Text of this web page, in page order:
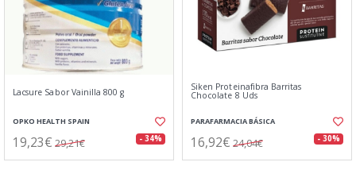
Lacsure Sabor Vainilla 800 g
OPKO HEALTH SPAIN
19,23€ 29,21€ - 34%
Siken Proteinafibra Barritas
Chocolate 8 Uds
PARAFARMACIA BÁSICA
16,92€ 24,04€ - 30%